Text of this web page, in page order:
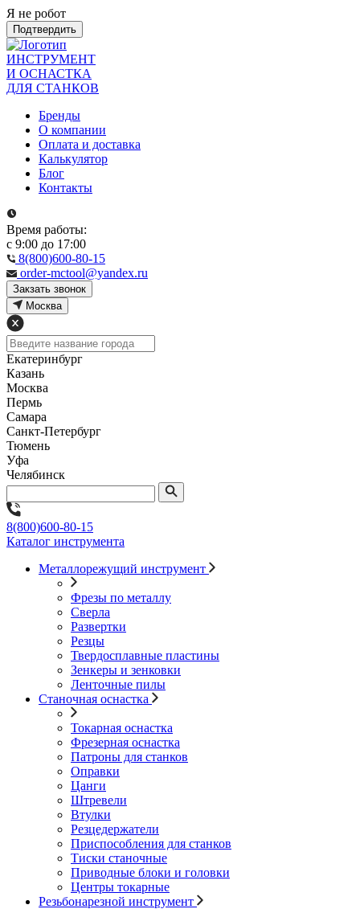
Я не робот
Подтвердить
ИНСТРУМЕНТ
И ОСНАСТКА
ДЛЯ СТАНКОВ
Бренды
О компании
Оплата и доставка
Калькулятор
Блог
Контакты
Время работы:
с 9:00 до 17:00
8(800)600-80-15
order-mctool@yandex.ru
Закзать звонок
Москва
Екатеринбург
Казань
Москва
Пермь
Самара
Санкт-Петербург
Тюмень
Уфа
Челябинск
8(800)600-80-15
Каталог инструмента
Металлорежущий инструмент
Фрезы по металлу
Сверла
Развертки
Резцы
Твердосплавные пластины
Зенкеры и зенковки
Ленточные пилы
Станочная оснастка
Токарная оснастка
Фрезерная оснастка
Патроны для станков
Оправки
Цанги
Штревели
Втулки
Резцедержатели
Приспособления для станков
Тиски станочные
Приводные блоки и головки
Центры токарные
Резьбонарезной инструмент